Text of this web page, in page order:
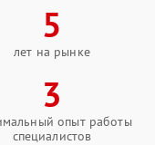
5
лет на рынке
3
опыт работы
специалистов